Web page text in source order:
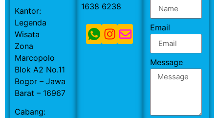
Kantor:
Legenda
Wisata
Zona
Marcopolo
Blok A2 No.11
Bogor – Jawa
Barat – 16967
Cabang:
1638 6238
Email
Message